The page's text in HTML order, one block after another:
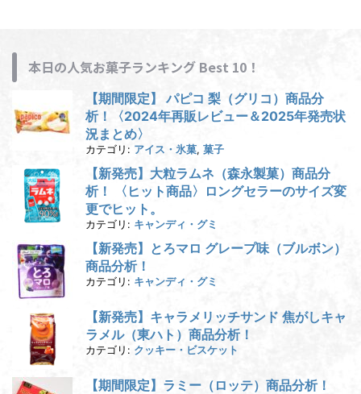
本日の人気お菓子ランキング Best 10！
【期間限定】 パピコ 梨（グリコ）商品分
析！〈2024年再販レビュー＆2025年発売状
況まとめ〉
カテゴリ: アイス・氷菓, 菓子
【新発売】大粒ラムネ（森永製菓）商品分
析！ 〈ヒット商品〉ロングセラーのサイズ変
更でヒット。
カテゴリ: キャンディ・グミ
【新発売】とろマロ グレープ味（ブルボン）
商品分析！
カテゴリ: キャンディ・グミ
【新発売】キャラメリッチサンド 焦がしキャ
ラメル（東ハト）商品分析！
カテゴリ: クッキー・ビスケット
【期間限定】ラミー（ロッテ）商品分析！